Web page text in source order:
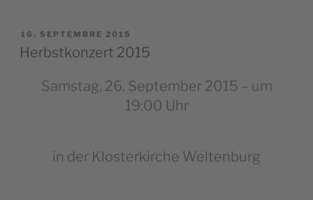
PUBLIÉ
LE
16. SEPTEMBRE 2015
Herbstkonzert 2015
Samstag, 26. September 2015 – um
19:00 Uhr
in der Klosterkirche Weltenburg